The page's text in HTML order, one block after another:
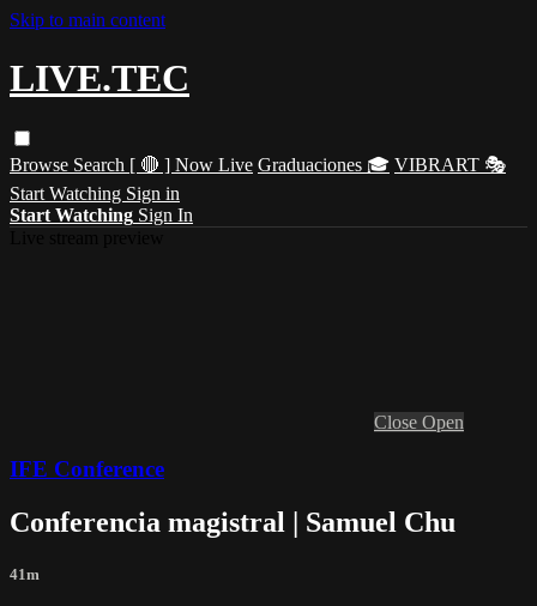
Skip to main content
LIVE.TEC
Browse Search [ 🔴 ] Now Live Graduaciones 🎓 VIBRART 🎭
Start Watching Sign in
Start Watching Sign In
Close Open
IFE Conference
Conferencia magistral | Samuel Chu
41m